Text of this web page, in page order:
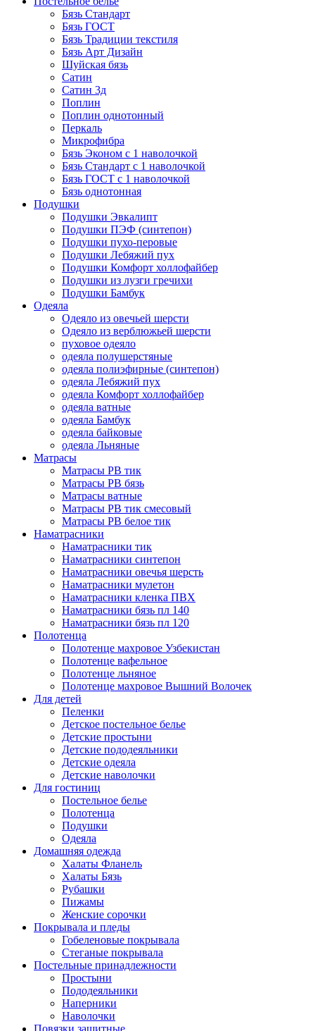
Бязь Стандарт
Бязь ГОСТ
Бязь Традиции текстиля
Бязь Арт Дизайн
Шуйская бязь
Сатин
Сатин 3д
Поплин
Поплин однотонный
Перкаль
Микрофибра
Бязь Эконом с 1 наволочкой
Бязь Стандарт с 1 наволочкой
Бязь ГОСТ с 1 наволочкой
Бязь однотонная
Подушки
Подушки Эвкалипт
Подушки ПЭФ (синтепон)
Подушки пухо-перовые
Подушки Лебяжий пух
Подушки Комфорт холлофайбер
Подушки из лузги гречихи
Подушки Бамбук
Одеяла
Одеяло из овечьей шерсти
Одеяло из верблюжьей шерсти
пуховое одеяло
одеяла полушерстяные
одеяла полиэфирные (синтепон)
одеяла Лебяжий пух
одеяла Комфорт холлофайбер
одеяла ватные
одеяла Бамбук
одеяла байковые
одеяла Льняные
Матрасы
Матрасы РВ тик
Матрасы РВ бязь
Матрасы ватные
Матрасы РВ тик смесовый
Матрасы РВ белое тик
Наматрасники
Наматрасники тик
Наматрасники синтепон
Наматрасники овечья шерсть
Наматрасники мулетон
Наматрасники кленка ПВХ
Наматрасники бязь пл 140
Наматрасники бязь пл 120
Полотенца
Полотенце махровое Узбекистан
Полотенце вафельное
Полотенце льняное
Полотенце махровое Вышний Волочек
Для детей
Пеленки
Детское постельное белье
Детские простыни
Детские пододеяльники
Детские одеяла
Детские наволочки
Для гостиниц
Постельное белье
Полотенца
Подушки
Одеяла
Домашняя одежда
Халаты Фланель
Халаты Бязь
Рубашки
Пижамы
Женские сорочки
Покрывала и пледы
Гобеленовые покрывала
Стеганые покрывала
Постельные принадлежности
Простыни
Пододеяльники
Наперники
Наволочки
Повязки защитные